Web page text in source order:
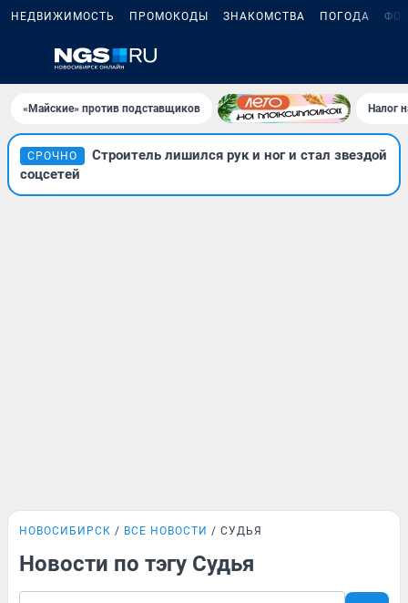
НЕДВИЖИМОСТЬ ПРОМОКОДЫ ЗНАКОМСТВА ПОГОДА
«Майские» против подставщиков Налог
СРОЧНО
Строитель лишился рук и ног и стал звездой
соцсетей
НОВОСИБИРСК ВСЕ НОВОСТИ СУДЬЯ
Новости по тэгу Судья